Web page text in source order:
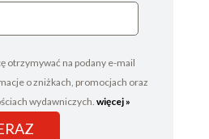
otrzymywać na podany e-mail
o zniżkach, promocjach oraz
wydawniczych. więcej »